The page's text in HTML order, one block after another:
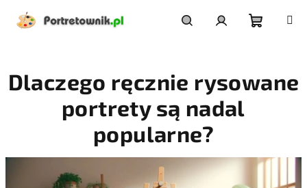
się
Dlaczego ręcznie rysowane
portrety są nadal
popularne?